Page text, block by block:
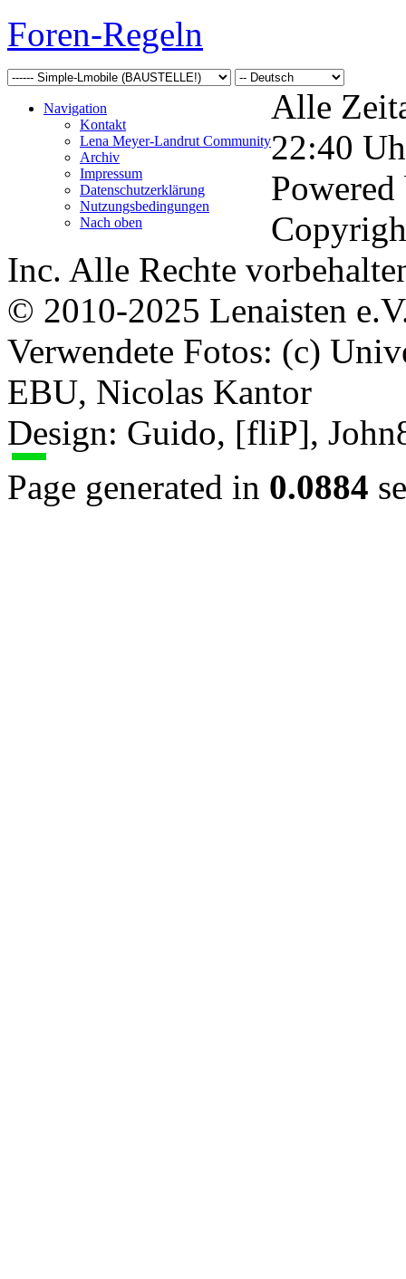
Foren-Regeln
Navigation
Kontakt
Lena Meyer-Landrut Community
Archiv
Impressum
Datenschutzerklärung
Nutzungsbedingungen
Nach oben
Alle
22:40
Inc. Alle Rechte
© 2010-2025 Lenaisten
Verwendete Fotos: (c)
EBU, Nicolas Kantor
Design: Guido, [fliP],
Page generated in 0.0884